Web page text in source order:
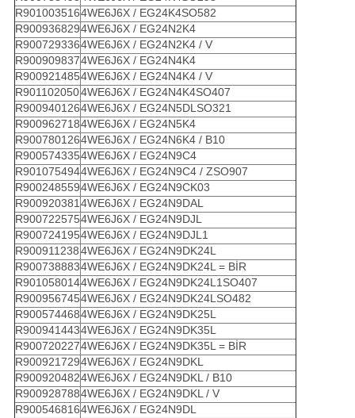
R9010035164WE6J6X / EG24K4SO582
R9009368294WE6J6X / EG24N2K4
R9007293364WE6J6X / EG24N2K4 / V
R9009098374WE6J6X / EG24N4K4
R9009214854WE6J6X / EG24N4K4 / V
R9011020504WE6J6X / EG24N4K4SO407
R9009401264WE6J6X / EG24N5DLSO321
R9009627184WE6J6X / EG24N5K4
R9007801264WE6J6X / EG24N6K4 / B10
R9005743354WE6J6X / EG24N9C4
R9010754944WE6J6X / EG24N9C4 / ZSO907
R9002485594WE6J6X / EG24N9CK03
R9009203814WE6J6X / EG24N9DAL
R9007225754WE6J6X / EG24N9DJL
R9007241954WE6J6X / EG24N9DJL1
R9009112384WE6J6X / EG24N9DK24L
R9007388834WE6J6X / EG24N9DK24L = BİR
R9010580144WE6J6X / EG24N9DK24L1SO407
R9009567454WE6J6X / EG24N9DK24LSO482
R9005744684WE6J6X / EG24N9DK25L
R9009414434WE6J6X / EG24N9DK35L
R9007202274WE6J6X / EG24N9DK35L = BİR
R9009217294WE6J6X / EG24N9DKL
R9009204824WE6J6X / EG24N9DKL / B10
R9009287884WE6J6X / EG24N9DKL / V
R9005468164WE6J6X / EG24N9DL